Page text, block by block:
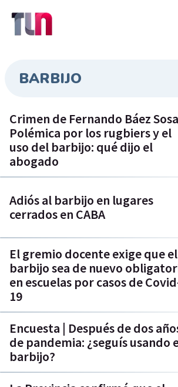
BARBIJO
Crimen de Fernando Báez
Polémica por los rugbiers y el
uso del barbijo: qué dijo el
abogado
Adiós al barbijo en lugares
cerrados en CABA
El gremio docente exige que el
barbijo sea de nuevo
en escuelas por casos de
19
Encuesta | Después de dos
de pandemia: ¿seguís usando
barbijo?